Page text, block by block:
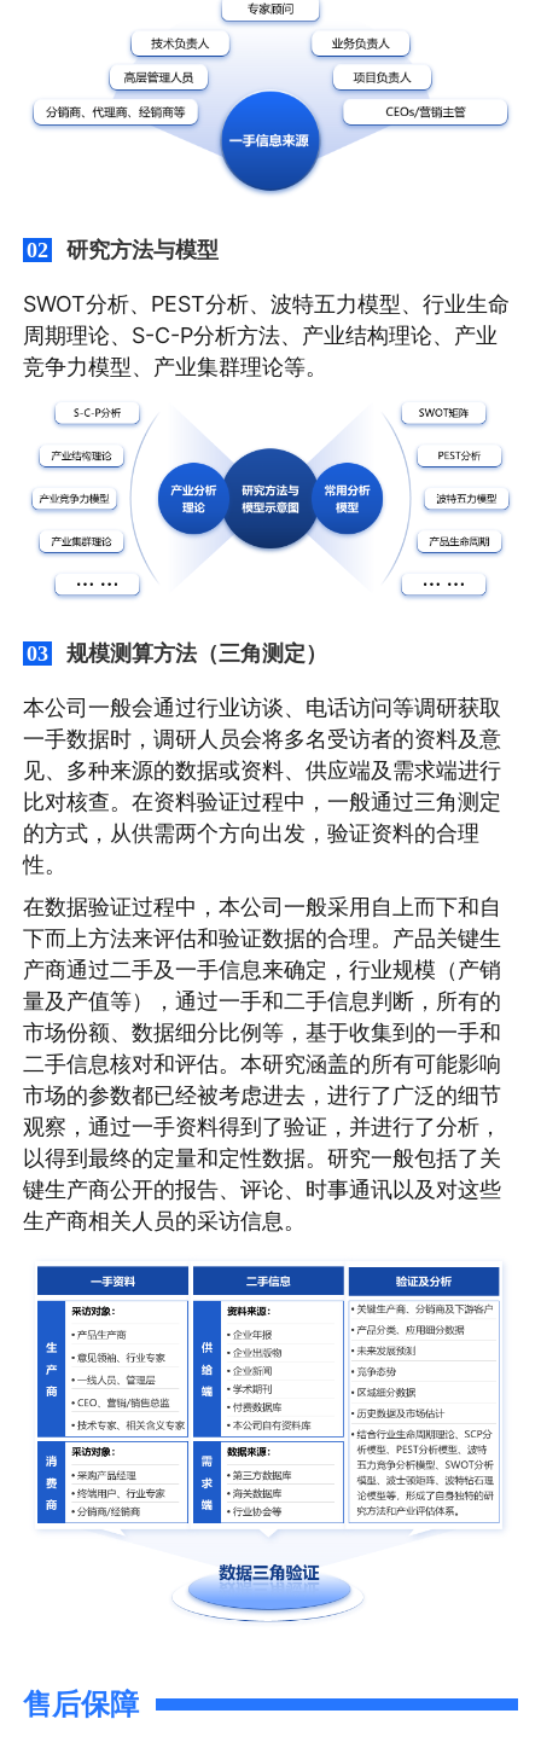
02 研究方法与模型
SWOT分析、PEST分析、波特五力模型、行业生命
周期理论、S-C-P分析方法、产业结构理论、产业
竞争力模型、产业集群理论等。
03 规模测算方法（三角测定）
本公司一般会通过行业访谈、电话访问等调研获取
一手数据时，调研人员会将多名受访者的资料及意
见、多种来源的数据或资料、供应端及需求端进行
比对核查。在资料验证过程中，一般通过三角测定
的方式，从供需两个方向出发，验证资料的合理
性。
在数据验证过程中，本公司一般采用自上而下和自
下而上方法来评估和验证数据的合理。产品关键生
产商通过二手及一手信息来确定，行业规模（产销
量及产值等），通过一手和二手信息判断，所有的
市场份额、数据细分比例等，基于收集到的一手和
二手信息核对和评估。本研究涵盖的所有可能影响
市场的参数都已经被考虑进去，进行了广泛的细节
观察，通过一手资料得到了验证，并进行了分析，
以得到最终的定量和定性数据。研究一般包括了关
键生产商公开的报告、评论、时事通讯以及对这些
生产商相关人员的采访信息。
售后保障